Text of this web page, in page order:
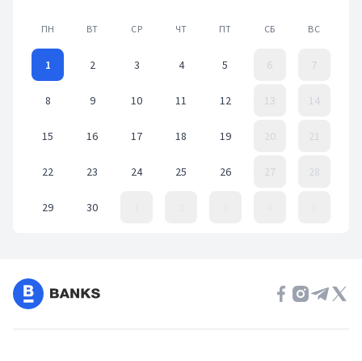
ПН ВТ СР ЧТ ПТ СБ ВС
1 2 3 4 5 6 7
8 9 10 11 12 13 14
15 16 17 18 19 20 21
22 23 24 25 26 27 28
29 30